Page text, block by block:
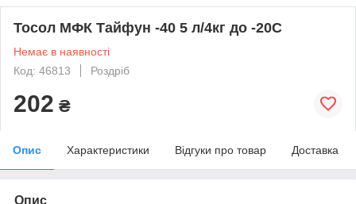
Тосол МФК Тайфун -40 5 л/4кг до -20С
Немає в наявності
Код: 46813
Роздріб
202 ₴
Опис Характеристики Відгуки про товар Доставка
Опис